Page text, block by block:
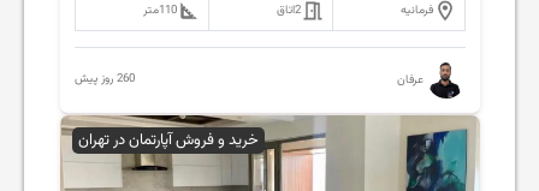
فرمانیه 2اتاق 110متر
عرفان 260 روز پیش
خرید و فروش آپارتمان در تهران